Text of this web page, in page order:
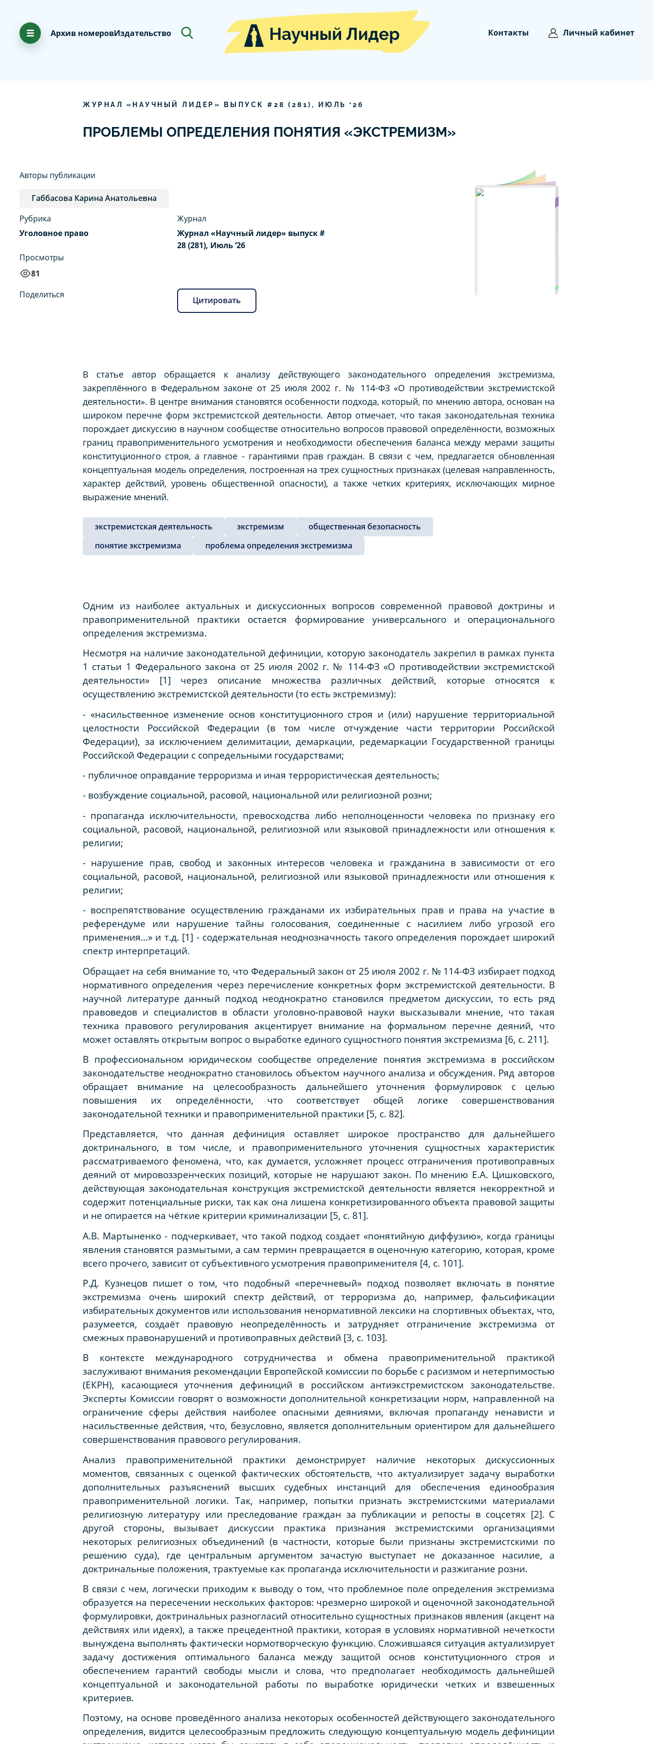
Архив номеровИздательство Контакты Личный кабинет
ЖУРНАЛ «НАУЧНЫЙ ЛИДЕР» ВЫПУСК # 28 ( 281), ИЮЛЬ ‘ 26
ПРОБЛЕМЫ ОПРЕДЕЛЕНИЯ ПОНЯТИЯ «ЭКСТРЕМИЗМ»
Авторы публикации
Габбасова Карина Анатольевна
Рубрика
Уголовное право
Просмотры
81
Журнал
Журнал «Научный лидер» выпуск #
28 (281), Июль ‘26
Поделиться
Цитировать
В статье автор обращается к анализу действующего законодательного определения экстремизма,
закреплённого в Федеральном законе от 25 июля 2002 г. № 114-ФЗ «О противодействии экстремистской
деятельности». В центре внимания становятся особенности подхода, который, по мнению автора, основан на
широком перечне форм экстремистской деятельности. Автор отмечает, что такая законодательная техника
порождает дискуссию в научном сообществе относительно вопросов правовой определённости, возможных
границ правоприменительного усмотрения и необходимости обеспечения баланса между мерами защиты
конституционного строя, а главное - гарантиями прав граждан. В связи с чем, предлагается обновленная
концептуальная модель определения, построенная на трех сущностных признаках (целевая направленность,
характер действий, уровень общественной опасности), а также четких критериях, исключающих мирное
выражение мнений.
экстремистская деятельность экстремизм
общественная безопасность
понятие экстремизма
проблема определения экстремизма
Одним из наиболее актуальных и дискуссионных вопросов современной правовой доктрины и
правоприменительной практики остается формирование универсального и операционального
определения экстремизма.
Несмотря на наличие законодательной дефиниции, которую законодатель закрепил в рамках пункта
1 статьи 1 Федерального закона от 25 июля 2002 г. № 114-ФЗ «О противодействии экстремистской
деятельности» [1] через описание множества различных действий, которые относятся к
осуществлению экстремистской деятельности (то есть экстремизму):
- «насильственное изменение основ конституционного строя и (или) нарушение территориальной
целостности Российской Федерации (в том числе отчуждение части территории Российской
Федерации), за исключением делимитации, демаркации, редемаркации Государственной границы
Российской Федерации с сопредельными государствами;
- публичное оправдание терроризма и иная террористическая деятельность;
- возбуждение социальной, расовой, национальной или религиозной розни;
- пропаганда исключительности, превосходства либо неполноценности человека по признаку его
социальной, расовой, национальной, религиозной или языковой принадлежности или отношения к
религии;
- нарушение прав, свобод и законных интересов человека и гражданина в зависимости от его
социальной, расовой, национальной, религиозной или языковой принадлежности или отношения к
религии;
- воспрепятствование осуществлению гражданами их избирательных прав и права на участие в
референдуме или нарушение тайны голосования, соединенные с насилием либо угрозой его
применения…» и т.д. [1] - содержательная неоднозначность такого определения порождает широкий
спектр интерпретаций.
Обращает на себя внимание то, что Федеральный закон от 25 июля 2002 г. № 114-ФЗ избирает подход
нормативного определения через перечисление конкретных форм экстремистской деятельности. В
научной литературе данный подход неоднократно становился предметом дискуссии, то есть ряд
правоведов и специалистов в области уголовно-правовой науки высказывали мнение, что такая
техника правового регулирования акцентирует внимание на формальном перечне деяний, что
может оставлять открытым вопрос о выработке единого сущностного понятия экстремизма [6, с. 211].
В профессиональном юридическом сообществе определение понятия экстремизма в российском
законодательстве неоднократно становилось объектом научного анализа и обсуждения. Ряд авторов
обращает внимание на целесообразность дальнейшего уточнения формулировок с целью
повышения их определённости, что соответствует общей логике совершенствования
законодательной техники и правоприменительной практики [5, с. 82].
Представляется, что данная дефиниция оставляет широкое пространство для дальнейшего
доктринального, в том числе, и правоприменительного уточнения сущностных характеристик
рассматриваемого феномена, что, как думается, усложняет процесс отграничения противоправных
деяний от мировоззренческих позиций, которые не нарушают закон. По мнению Е.А. Цишковского,
действующая законодательная конструкция экстремистской деятельности является некорректной и
содержит потенциальные риски, так как она лишена конкретизированного объекта правовой защиты
и не опирается на чёткие критерии криминализации [5, с. 81].
А.В. Мартыненко - подчеркивает, что такой подход создает «понятийную диффузию», когда границы
явления становятся размытыми, а сам термин превращается в оценочную категорию, которая, кроме
всего прочего, зависит от субъективного усмотрения правоприменителя [4, с. 101].
Р.Д. Кузнецов пишет о том, что подобный «перечневый» подход позволяет включать в понятие
экстремизма очень широкий спектр действий, от терроризма до, например, фальсификации
избирательных документов или использования ненормативной лексики на спортивных объектах, что,
разумеется, создаёт правовую неопределённость и затрудняет отграничение экстремизма от
смежных правонарушений и противоправных действий [3, с. 103].
В контексте международного сотрудничества и обмена правоприменительной практикой
заслуживают внимания рекомендации Европейской комиссии по борьбе с расизмом и нетерпимостью
(ЕКРН), касающиеся уточнения дефиниций в российском антиэкстремистском законодательстве.
Эксперты Комиссии говорят о возможности дополнительной конкретизации норм, направленной на
ограничение сферы действия наиболее опасными деяниями, включая пропаганду ненависти и
насильственные действия, что, безусловно, является дополнительным ориентиром для дальнейшего
совершенствования правового регулирования.
Анализ правоприменительной практики демонстрирует наличие некоторых дискуссионных
моментов, связанных с оценкой фактических обстоятельств, что актуализирует задачу выработки
дополнительных разъяснений высших судебных инстанций для обеспечения единообразия
правоприменительной логики. Так, например, попытки признать экстремистскими материалами
религиозную литературу или преследование граждан за публикации и репосты в соцсетях [2]. С
другой стороны, вызывает дискуссии практика признания экстремистскими организациями
некоторых религиозных объединений (в частности, которые были признаны экстремистскими по
решению суда), где центральным аргументом зачастую выступает не доказанное насилие, а
доктринальные положения, трактуемые как пропаганда исключительности и разжигание розни.
В связи с чем, логически приходим к выводу о том, что проблемное поле определения экстремизма
образуется на пересечении нескольких факторов: чрезмерно широкой и оценочной законодательной
формулировки, доктринальных разногласий относительно сущностных признаков явления (акцент на
действиях или идеях), а также прецедентной практики, которая в условиях нормативной нечеткости
вынуждена выполнять фактически нормотворческую функцию. Сложившаяся ситуация актуализирует
задачу достижения оптимального баланса между защитой основ конституционного строя и
обеспечением гарантий свободы мысли и слова, что предполагает необходимость дальнейшей
концептуальной и законодательной работы по выработке юридически четких и взвешенных
критериев.
Поэтому, на основе проведённого анализа некоторых особенностей действующего законодательного
определения, видится целесообразным предложить следующую концептуальную модель дефиниции